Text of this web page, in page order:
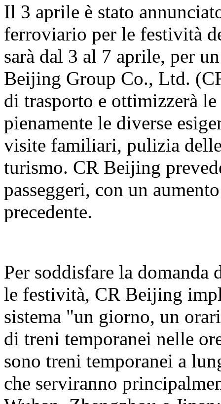
Il 3 aprile è stato
ferroviario per le festività
sarà dal 3 al 7 aprile, per
Beijing Group Co., Ltd.
di trasporto e ottimizzerà
pienamente le diverse
visite familiari, pulizia
turismo. CR Beijing
passeggeri, con un
precedente.
Per soddisfare la domanda
le festività, CR Beijing
sistema "un giorno, un
di treni temporanei nelle
sono treni temporanei a
che serviranno